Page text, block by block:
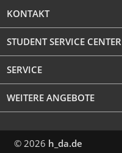
KONTAKT
STUDENT SERVICE CENTER
SERVICE
WEITERE ANGEBOTE
© 2026 h_da.de